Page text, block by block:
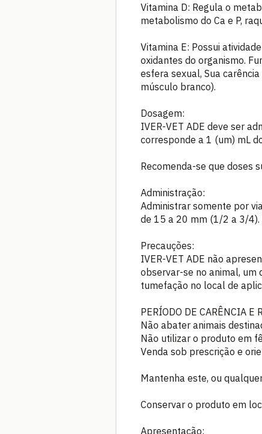
Vitamina D: Regula o
metabolismo do Ca e P,
Vitamina E: Possui
oxidantes do organismo.
esfera sexual, Sua
músculo branco).
Dosagem:
IVER-VET ADE deve ser
corresponde a 1 (um) mL
Recomenda-se que doses
Administração:
Administrar somente por
de 15 a 20 mm (1/2 a 3/4).
Precauções:
IVER-VET ADE não
observar-se no animal, um
tumefação no local de
PERÍODO DE CARÊNCIA E
Não abater animais
Não utilizar o produto em
Venda sob prescrição e
Mantenha este, ou
Conservar o produto em
Apresentação: